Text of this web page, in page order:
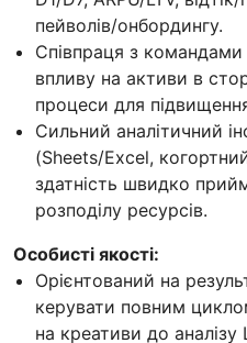
пейволів/онбордингу.
Співпраця з командами
впливу на активи в
процеси для
Сильний аналітичний
(Sheets/Excel,
здатність швидко
розподілу ресурсів.
Особисті якості:
Орієнтований на
керувати повним
на креативи до аналізу